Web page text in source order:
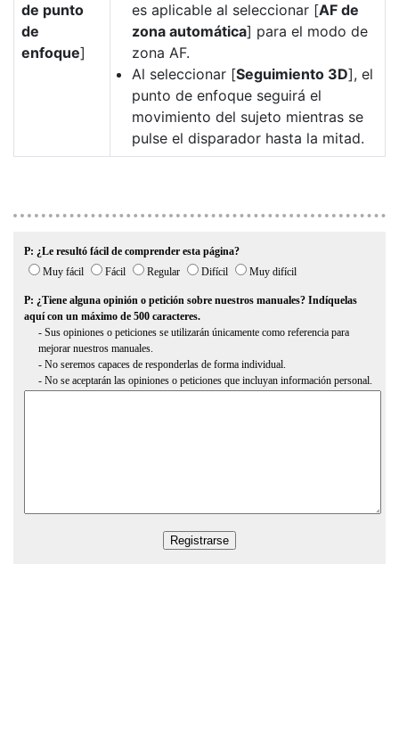
de punto
de
enfoque]
es aplicable al seleccionar [AF de
zona automática] para el modo de
zona AF.
Al seleccionar [Seguimiento 3D], el
punto de enfoque seguirá el
movimiento del sujeto mientras se
pulse el disparador hasta la mitad.